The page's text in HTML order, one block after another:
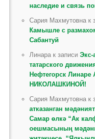
наследие и связь
Сария Махмутовна к
Камышле с
Сабантуй
Линара к записиЭкс-
татарского
Нефтегорск Линаре
НИКОЛАШКИНОЙ!
Сария Махмутовна к
атказанган
Самар өлкә “Ак
оешмасының